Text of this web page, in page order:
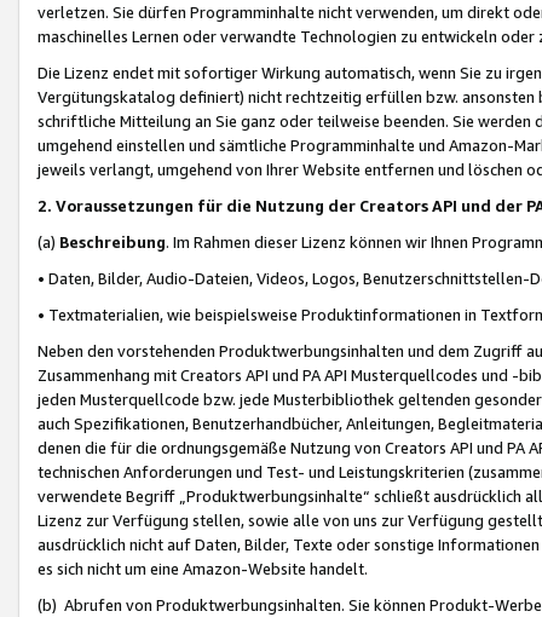
verletzen. Sie dürfen Programminhalte nicht verwenden, um direkt
maschinelles Lernen oder verwandte Technologien zu entwickeln
Die Lizenz endet mit sofortiger Wirkung automatisch, wenn Sie zu
Vergütungskatalog definiert) nicht rechtzeitig erfüllen bzw. ansonsten
schriftliche Mitteilung an Sie ganz oder teilweise beenden. Sie werden
umgehend einstellen und sämtliche Programminhalte und Amazon-
jeweils verlangt, umgehend von Ihrer Website entfernen und löschen
2. Voraussetzungen für die Nutzung der Creators API und der
(a) Beschreibung. Im Rahmen dieser Lizenz können wir Ihnen
• Daten, Bilder, Audio-Dateien, Videos, Logos, Benutzerschnittstellen-
• Textmaterialien, wie beispielsweise Produktinformationen in
Neben den vorstehenden Produktwerbungsinhalten und dem Zugriff
Zusammenhang mit Creators API und PA API Musterquellcodes und
jeden Musterquellcode bzw. jede Musterbibliothek geltenden
auch Spezifikationen, Benutzerhandbücher, Anleitungen,
denen die für die ordnungsgemäße Nutzung von Creators API und PA
technischen Anforderungen und Test- und Leistungskriterien
verwendete Begriff „Produktwerbungsinhalte“ schließt ausdrücklich
Lizenz zur Verfügung stellen, sowie alle von uns zur Verfügung
ausdrücklich nicht auf Daten, Bilder, Texte oder sonstige
es sich nicht um eine Amazon-Website handelt.
(b) Abrufen von Produktwerbungsinhalten. Sie können Produkt-